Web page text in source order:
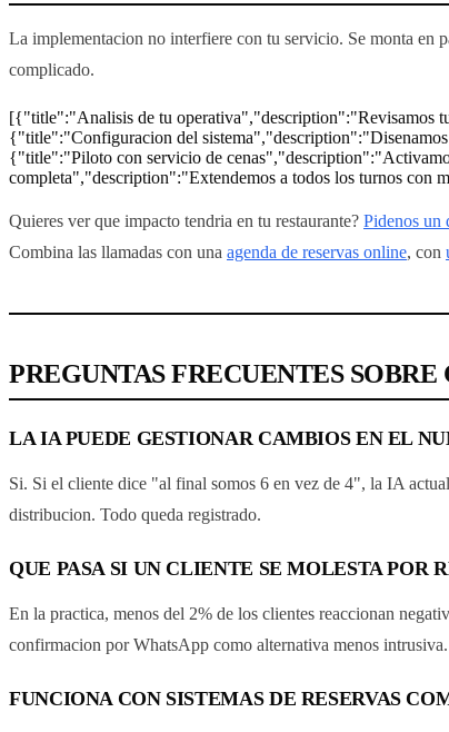
La implementacion no interfiere con tu servicio. Se monta en
complicado.
[{"title":"Analisis de tu operativa","description":"Revisamos
{"title":"Configuracion del
{"title":"Piloto con servicio de
completa","description":"Extendemos a todos los turnos
Quieres ver que impacto tendria en tu restaurante? Pidenos un
Combina las llamadas con una agenda de reservas online, con
PREGUNTAS FRECUENTES
LA IA PUEDE GESTIONAR CAMBIOS EN EL
Si. Si el cliente dice "al final somos 6 en vez de 4", la IA
distribucion. Todo queda registrado.
QUE PASA SI UN CLIENTE SE MOLESTA
En la practica, menos del 2% de los clientes reaccionan
confirmacion por WhatsApp como alternativa menos intrusiva.
FUNCIONA CON SISTEMAS DE RESERVAS